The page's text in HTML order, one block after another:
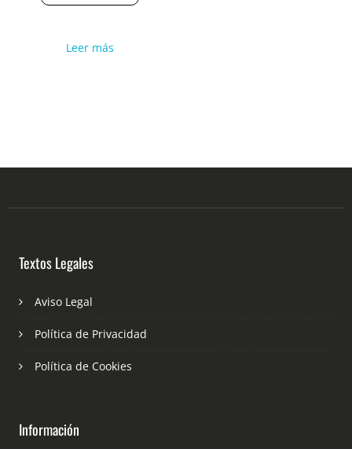
Leer más
Textos Legales
Aviso Legal
Política de Privacidad
Política de Cookies
Información